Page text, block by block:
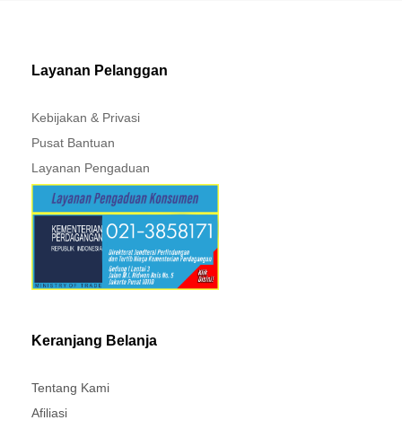
Layanan Pelanggan
Kebijakan & Privasi
Pusat Bantuan
Layanan Pengaduan
Keranjang Belanja
Tentang Kami
Afiliasi